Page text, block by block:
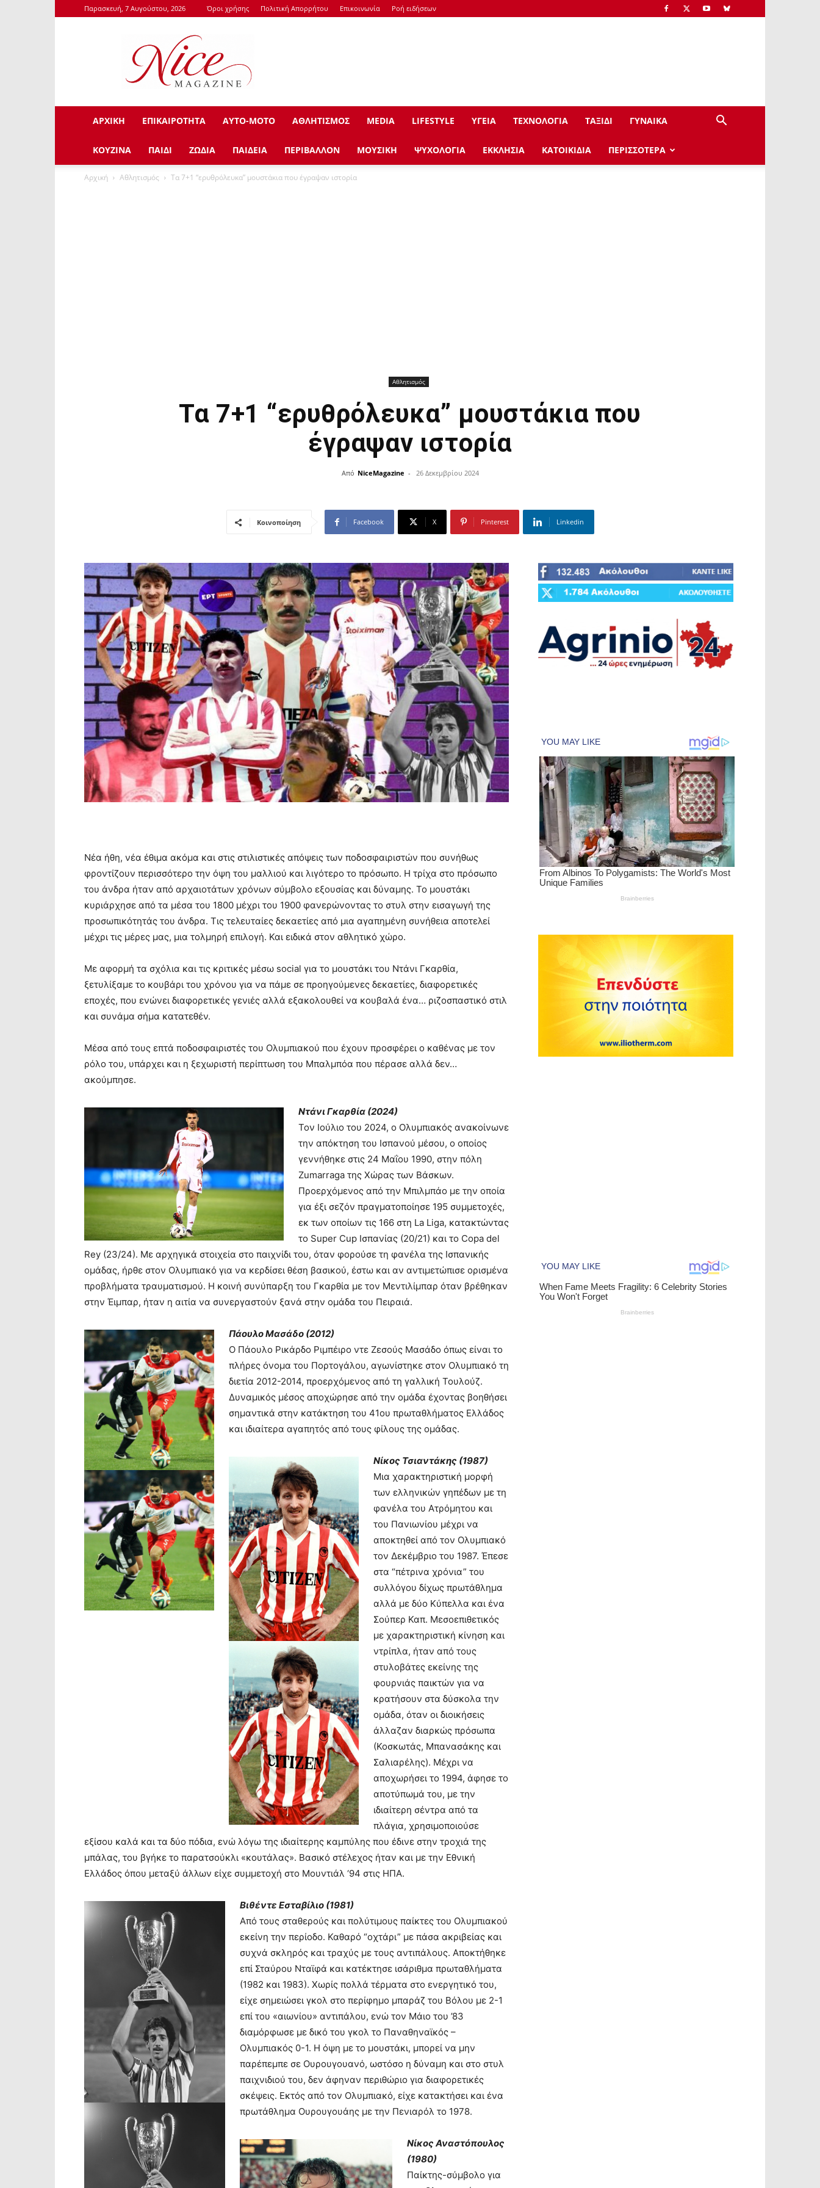
Παρασκευή, 7 Αυγούστου, 2026 Όροι χρήσης Πολιτική Απορρήτου Επικοινωνία Ροή ειδήσεων
NiceMagazine.Gr
ΑΡΧΙΚΗ ΕΠΙΚΑΙΡΟΤΗΤΑ ΑΥΤΟ-ΜΟΤΟ ΑΘΛΗΤΙΣΜΟΣ ΜEDIA LIFESTYLE ΥΓΕΙΑ ΤΕΧΝΟΛΟΓΙΑ ΤΑΞΙΔΙ ΓΥΝΑΙΚΑ
ΚΟΥΖΙΝΑ ΠΑΙΔΙ ΖΩΔΙΑ ΠΑΙΔΕΙΑ ΠΕΡΙΒΑΛΛΟΝ ΜΟΥΣΙΚΗ ΨΥΧΟΛΟΓΙΑ ΕΚΚΛΗΣΙΑ ΚΑΤΟΙΚΙΔΙΑ ΠΕΡΙΣΣΟΤΕΡΑ
Αρχική Αθλητισμός Τα 7+1 “ερυθρόλευκα” μουστάκια που έγραψαν ιστορία
Αθλητισμός
Τα 7+1 “ερυθρόλευκα” μουστάκια που
έγραψαν ιστορία
Από NiceMagazine - 26 Δεκεμβρίου 2024
Κοινοποίηση Facebook X Pinterest Linkedin
Νέα ήθη, νέα έθιμα ακόμα και στις στιλιστικές απόψεις των ποδοσφαιριστών που συνήθως
φροντίζουν περισσότερο την όψη του μαλλιού και λιγότερο το πρόσωπο. Η τρίχα στο πρόσωπο
του άνδρα ήταν από αρχαιοτάτων χρόνων σύμβολο εξουσίας και δύναμης. Το μουστάκι
κυριάρχησε από τα μέσα του 1800 μέχρι του 1900 φανερώνοντας το στυλ στην εισαγωγή της
προσωπικότητάς του άνδρα. Τις τελευταίες δεκαετίες από μια αγαπημένη συνήθεια αποτελεί
μέχρι τις μέρες μας, μια τολμηρή επιλογή. Και ειδικά στον αθλητικό χώρο.
Με αφορμή τα σχόλια και τις κριτικές μέσω social για το μουστάκι του Ντάνι Γκαρθία,
ξετυλίξαμε το κουβάρι του χρόνου για να πάμε σε προηγούμενες δεκαετίες, διαφορετικές
εποχές, που ενώνει διαφορετικές γενιές αλλά εξακολουθεί να κουβαλά ένα… ριζοσπαστικό στιλ
και συνάμα σήμα κατατεθέν.
Μέσα από τους επτά ποδοσφαιριστές του Ολυμπιακού που έχουν προσφέρει ο καθένας με τον
ρόλο του, υπάρχει και η ξεχωριστή περίπτωση του Μπαλμπόα που πέρασε αλλά δεν…
ακούμπησε.
Ντάνι Γκαρθία (2024)
Τον Ιούλιο του 2024, ο Ολυμπιακός ανακοίνωνε
την απόκτηση του Ισπανού μέσου, ο οποίος
γεννήθηκε στις 24 Μαΐου 1990, στην πόλη
Zumarraga της Χώρας των Βάσκων.
Προερχόμενος από την Μπιλμπάο με την οποία
για έξι σεζόν πραγματοποίησε 195 συμμετοχές,
εκ των οποίων τις 166 στη La Liga, κατακτώντας
το Super Cup Ισπανίας (20/21) και το Copa del
Rey (23/24). Με αρχηγικά στοιχεία στο παιχνίδι του, όταν φορούσε τη φανέλα της Ισπανικής
ομάδας, ήρθε στον Ολυμπιακό για να κερδίσει θέση βασικού, έστω και αν αντιμετώπισε ορισμένα
προβλήματα τραυματισμού. Η κοινή συνύπαρξη του Γκαρθία με τον Μεντιλίμπαρ όταν βρέθηκαν
στην Έιμπαρ, ήταν η αιτία να συνεργαστούν ξανά στην ομάδα του Πειραιά.
Πάουλο Μασάδο (2012)
Ο Πάουλο Ρικάρδο Ριμπέιρο ντε Ζεσούς Μασάδο όπως είναι το
πλήρες όνομα του Πορτογάλου, αγωνίστηκε στον Ολυμπιακό τη
διετία 2012-2014, προερχόμενος από τη γαλλική Τουλούζ.
Δυναμικός μέσος αποχώρησε από την ομάδα έχοντας βοηθήσει
σημαντικά στην κατάκτηση του 41ου πρωταθλήματος Ελλάδος
και ιδιαίτερα αγαπητός από τους φίλους της ομάδας.
Νίκος Τσιαντάκης (1987)
Μια χαρακτηριστική μορφή
των ελληνικών γηπέδων με τη
φανέλα του Ατρόμητου και
του Πανιωνίου μέχρι να
αποκτηθεί από τον Ολυμπιακό
τον Δεκέμβριο του 1987. Έπεσε
στα “πέτρινα χρόνια” του
συλλόγου δίχως πρωτάθλημα
αλλά με δύο Κύπελλα και ένα
Σούπερ Καπ. Μεσοεπιθετικός
με χαρακτηριστική κίνηση και
ντρίπλα, ήταν από τους
στυλοβάτες εκείνης της
φουρνιάς παικτών για να
κρατήσουν στα δύσκολα την
ομάδα, όταν οι διοικήσεις
άλλαζαν διαρκώς πρόσωπα
(Κοσκωτάς, Μπανασάκης και
Σαλιαρέλης). Μέχρι να
αποχωρήσει το 1994, άφησε το
αποτύπωμά του, με την
ιδιαίτερη σέντρα από τα
πλάγια, χρησιμοποιούσε
εξίσου καλά και τα δύο πόδια, ενώ λόγω της ιδιαίτερης καμπύλης που έδινε στην τροχιά της
μπάλας, του βγήκε το παρατσούκλι «κουτάλας». Βασικό στέλεχος ήταν και με την Εθνική
Ελλάδος όπου μεταξύ άλλων είχε συμμετοχή στο Μουντιάλ ‘94 στις ΗΠΑ.
Βιθέντε Εσταβίλιο (1981)
Από τους σταθερούς και πολύτιμους παίκτες του Ολυμπιακού
εκείνη την περίοδο. Καθαρό “οχτάρι” με πάσα ακριβείας και
συχνά σκληρός και τραχύς με τους αντιπάλους. Αποκτήθηκε
επί Σταύρου Νταϊφά και κατέκτησε ισάριθμα πρωταθλήματα
(1982 και 1983). Χωρίς πολλά τέρματα στο ενεργητικό του,
είχε σημειώσει γκολ στο περίφημο μπαράζ του Βόλου με 2-1
επί του «αιωνίου» αντιπάλου, ενώ τον Μάιο του ’83
διαμόρφωσε με δικό του γκολ το Παναθηναϊκός –
Ολυμπιακός 0-1. Η όψη με το μουστάκι, μπορεί να μην
παρέπεμπε σε Ουρουγουανό, ωστόσο η δύναμη και στο στυλ
παιχνιδιού του, δεν άφηναν περιθώριο για διαφορετικές
σκέψεις. Εκτός από τον Ολυμπιακό, είχε κατακτήσει και ένα
πρωτάθλημα Ουρουγουάης με την Πενιαρόλ το 1978.
Νίκος Αναστόπουλος
(1980)
Παίκτης-σύμβολο για